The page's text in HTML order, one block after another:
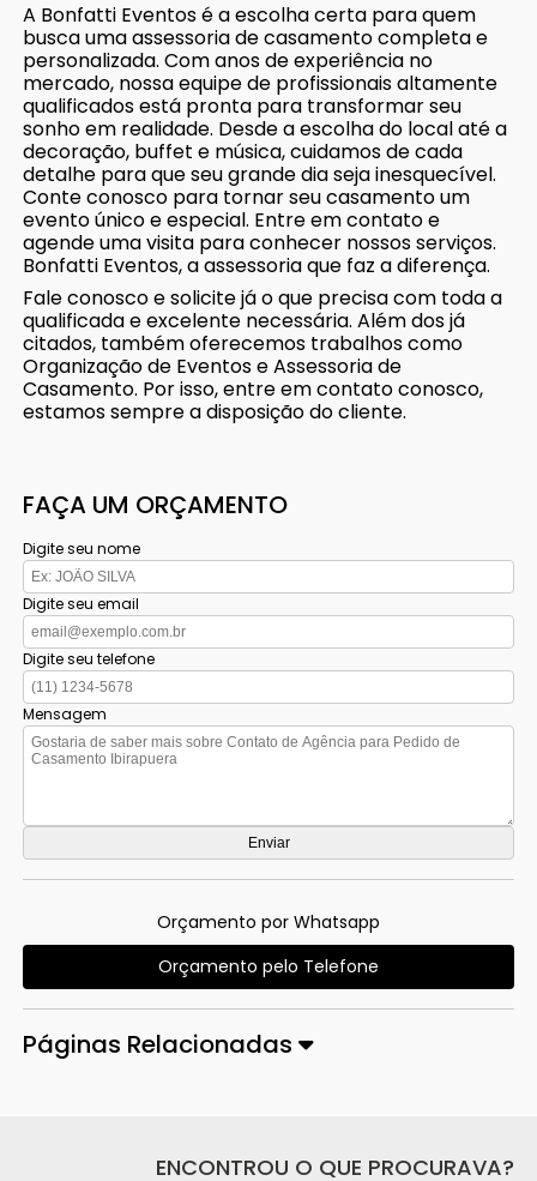
A Bonfatti Eventos é a escolha certa para quem
busca uma assessoria de casamento completa e
personalizada. Com anos de experiência no
mercado, nossa equipe de profissionais altamente
qualificados está pronta para transformar seu
sonho em realidade. Desde a escolha do local até a
decoração, buffet e música, cuidamos de cada
detalhe para que seu grande dia seja inesquecível.
Conte conosco para tornar seu casamento um
evento único e especial. Entre em contato e
agende uma visita para conhecer nossos serviços.
Bonfatti Eventos, a assessoria que faz a diferença.
Fale conosco e solicite já o que precisa com toda a
qualificada e excelente necessária. Além dos já
citados, também oferecemos trabalhos como
Organização de Eventos e Assessoria de
Casamento. Por isso, entre em contato conosco,
estamos sempre a disposição do cliente.
FAÇA UM ORÇAMENTO
Digite seu nome
Digite seu email
Digite seu telefone
Mensagem
Orçamento por Whatsapp
Orçamento pelo Telefone
Páginas Relacionadas
ENCONTROU O QUE PROCURAVA?